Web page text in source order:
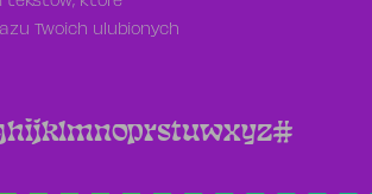
Twoich ulubionych
hijklmnoprstuwxyz#